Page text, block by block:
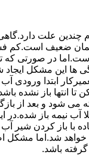
چندین علت
ضعیف است.کم
در صورتی که
ها این مشکل ایجاد
ابتدا ورودی
تا انتها باز نشده
می شود و بعد از
آب نیمه باز
با باز کردن شیر
خواهد شد.اما
باشد.